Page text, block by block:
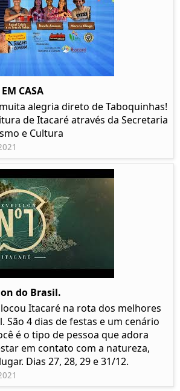
CASA
alegria direto de Taboquinhas!
de Itacaré através da Secretaria
e Cultura
do Brasil.
Itacaré na rota dos melhores
São 4 dias de festas e um cenário
é o tipo de pessoa que adora
em contato com a natureza,
Dias 27, 28, 29 e 31/12.